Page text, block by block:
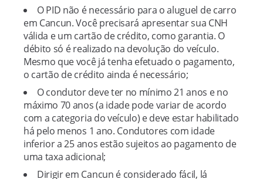
O PID não é necessário para o aluguel de carro
em Cancun. Você precisará apresentar sua CNH
válida e um cartão de crédito, como garantia. O
débito só é realizado na devolução do veículo.
Mesmo que você já tenha efetuado o pagamento,
o cartão de crédito ainda é necessário;
O condutor deve ter no mínimo 21 anos e no
máximo 70 anos (a idade pode variar de acordo
com a categoria do veículo) e deve estar habilitado
há pelo menos 1 ano. Condutores com idade
inferior a 25 anos estão sujeitos ao pagamento de
uma taxa adicional;
Dirigir em Cancun é considerado fácil, lá